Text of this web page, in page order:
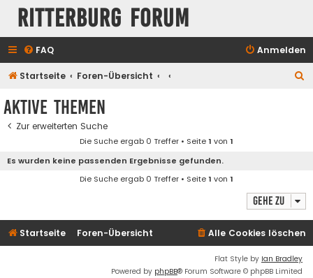
Ritterburg Forum
FAQ Anmelden
Startseite Foren-Übersicht
Aktive Themen
Zur erweiterten Suche
Die Suche ergab 0 Treffer • Seite1 von 1
Es wurden keine passenden Ergebnisse gefunden.
Die Suche ergab 0 Treffer • Seite1 von 1
Gehe zu
Startseite Foren-Übersicht Alle Cookies löschen
Flat Style by Ian Bradley
Powered by phpBB® Forum Software © phpBB Limited